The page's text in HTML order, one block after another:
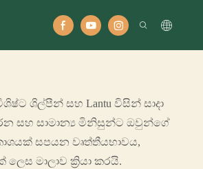
ශිල්පීන් සහ Lantu විසින් සාදා
සහ සාමාන්‍ය මිනිසුන්ට ඔවුන්ගේ
සපයන වෘත්තීයභාවය,
මාලාව ක්‍රියා කරයි.